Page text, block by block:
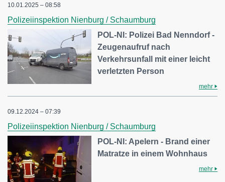
10.01.2025 – 08:58
Polizeiinspektion Nienburg / Schaumburg
POL-NI: Polizei Bad Nenndorf -
Zeugenaufruf nach
Verkehrsunfall mit einer leicht
verletzten Person
mehr
09.12.2024 – 07:39
Polizeiinspektion Nienburg / Schaumburg
POL-NI: Apelern - Brand einer
Matratze in einem Wohnhaus
mehr